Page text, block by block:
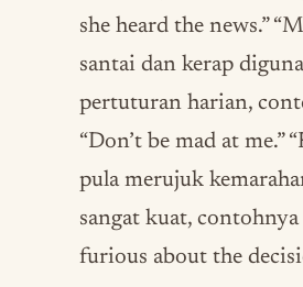
she heard the news.”
santai dan kerap
pertuturan harian,
“Don’t be mad at me.”
pula merujuk
sangat kuat, contohnya
furious about the